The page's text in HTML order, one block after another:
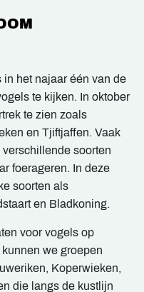
het najaar één van de
te kijken. In oktober
te zien zoals
en Tjiftjaffen. Vaak
soorten
foerageren. In deze
soorten als
en Bladkoning.
voor vogels op
we groepen
Koperwieken,
die langs de kustlijn